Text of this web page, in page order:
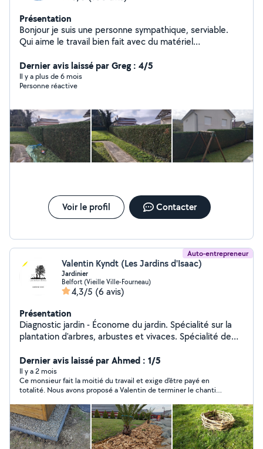
Présentation
Bonjour je suis une personne sympathique, serviable.
Qui aime le travail bien fait avec du matériel
paysager, j'aime la création paysagère, taille arbres
fruitiers, ornementales et de haies , tonte . J'effectue
tout ce qui est élagage d'arbres dangereux. la
de mon travail cela est une priorité pour moi. d'autres
photos sur demande de mes différents chantiers.
Dernier avis laissé par Greg : 4/5
Il y a plus de 6 mois
Personne réactive
Voir le profil Contacter
Auto-entrepreneur
Valentin Kyndt (Les Jardins d'Isaac)
Jardinier
Belfort (Vieille Ville-Fourneau)
4,3/5 (6 avis)
Présentation
Diagnostic jardin - Économe du jardin. Spécialité sur la
plantation d'arbres, arbustes et vivaces. Spécialité de
de la santé globale du jardin pour une meilleure
résilience face aux aléas du climat local. Recherche de
solutions sur mesure visant à réduire les besoins
d'intervention sur le long terme. Outils manuels
principalement, donc travail silencieux possible. Travail
de jardinage que j'essaie de baser avant tout sur les
connaissances en terme de physiologie végétale, de
biodiversité et de podologie.
Dernier avis laissé par Ahmed : 1/5
Il y a 2 mois
Ce monsieur fait la moitié du travail et exige d'être payé en
totalité. Nous avons proposé a Valentin de terminer le chantier
payé a hauteur du travail effectué (et même plus...)